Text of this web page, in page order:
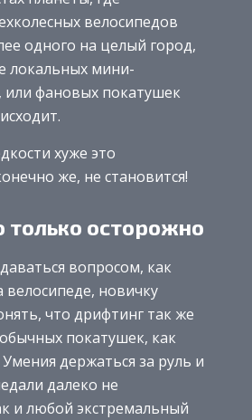
велосипедов
одного на целый город,
локальных мини-
или фановых покатушек
хуже это
же, не становится!
осторожно
вопросом, как
новичку
что дрифтинг так же
покатушек, как
держаться за руль и
далеко не
и любой экстремальный